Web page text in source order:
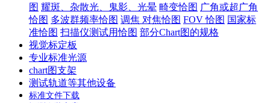
图 耀斑、杂散光、鬼影、光晕 畸变恰图 广角或超广角
恰图 多波群频率恰图 调焦 对焦恰图 FOV 恰图 国家标
准恰图 扫描仪测试用恰图 部分Chart图的规格
视觉标定板
专业标准光源
chart图支架
测试轨道等其他设备
标准文件下载